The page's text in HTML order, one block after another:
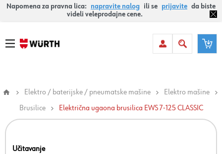
Napomena za pravna lica: napravite nalog ili se prijavite da biste
videli veleprodajne cene.
Elektro / baterijske / pneumatske mašine
Elektro mašine
Brusilice
Električna ugaona brusilica EWS 7-125 CLASSIC
Učitavanje